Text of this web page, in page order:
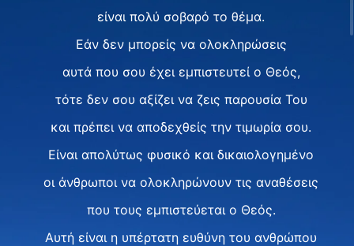
είναι πολύ σοβαρό το θέμα.
Εάν δεν μπορείς να ολοκληρώσεις
αυτά που σου έχει εμπιστευτεί ο Θεός,
τότε δεν σου αξίζει να ζεις παρουσία Του
και πρέπει να αποδεχθείς την τιμωρία σου.
Είναι απολύτως φυσικό και δικαιολογημένο
οι άνθρωποι να ολοκληρώνουν τις αναθέσεις
που τους εμπιστεύεται ο Θεός.
Αυτή είναι η υπέρτατη ευθύνη του ανθρώπου